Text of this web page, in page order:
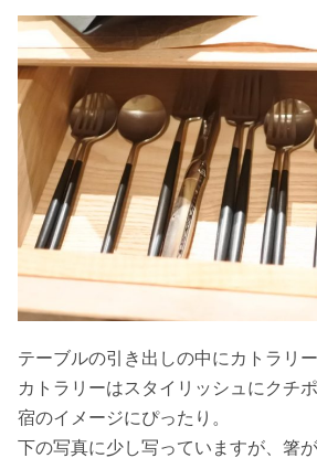
テーブルの引き出しの中にカトラリ
カトラリーはスタイリッシュにクチポ
宿のイメージにぴったり。
下の写真に少し写っていますが、箸